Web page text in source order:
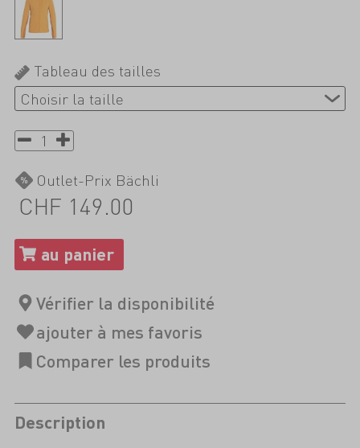
Tableau des tailles
Outlet-Prix Bächli
CHF 149.00
Description